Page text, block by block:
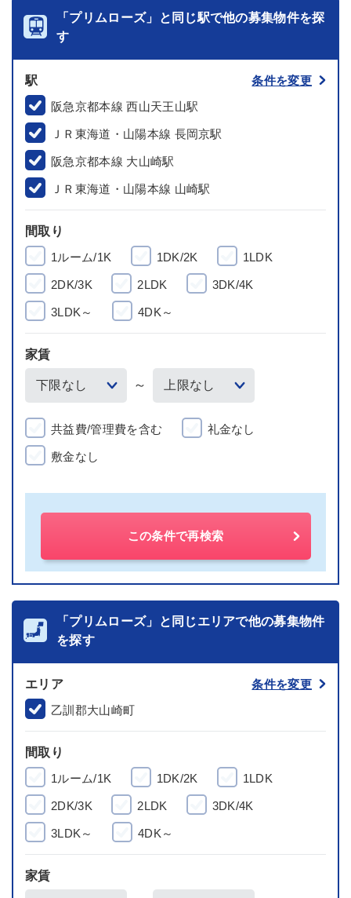
「プリムローズ」と同じ駅で他の募集物件を探
す
駅
条件を変更
阪急京都本線 西山天王山駅
ＪＲ東海道・山陽本線 長岡京駅
阪急京都本線 大山崎駅
ＪＲ東海道・山陽本線 山崎駅
間取り
1ルーム/1K
1DK/2K 1LDK
2DK/3K 2LDK 3DK/4K
3LDK～ 4DK～
家賃
～
共益費/管理費を含む 礼金なし
敷金なし
この条件で再検索
「プリムローズ」と同じエリアで他の募集物件
を探す
エリア
条件を変更
乙訓郡大山崎町
間取り
1ルーム/1K
1DK/2K 1LDK
2DK/3K 2LDK 3DK/4K
3LDK～ 4DK～
家賃